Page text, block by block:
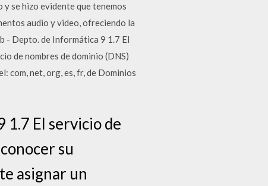
se hizo evidente que tenemos
audio y video, ofreciendo la
- Depto. de Informática 9 1.7 El
de nombres de dominio (DNS)
com, net, org, es, fr, de Dominios
1.7 El servicio de
su
asignar un